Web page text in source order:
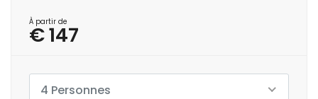
À partir de
€ 147
4 Personnes